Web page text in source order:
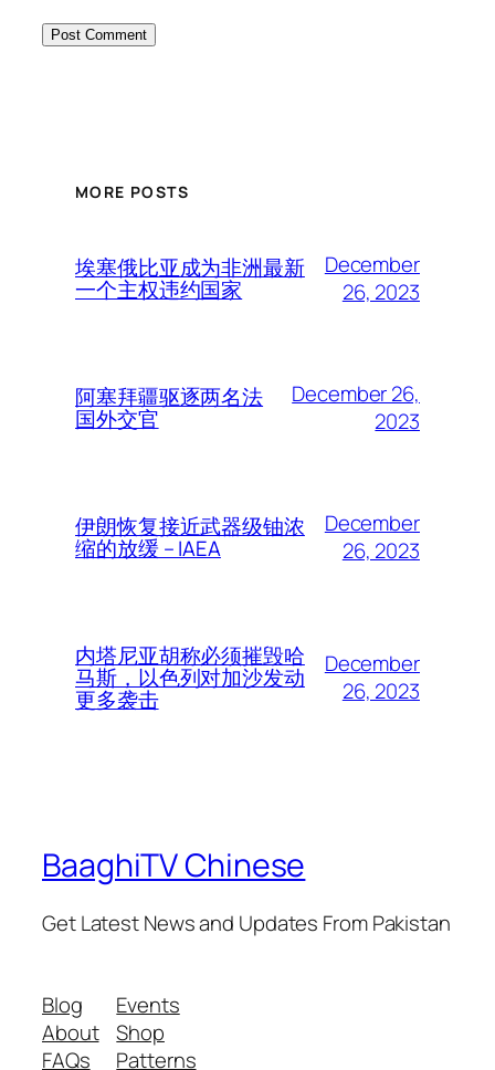
MORE POSTS
埃塞俄比亚成为非洲最新
一个主权违约国家
December
26, 2023
阿塞拜疆驱逐两名法
国外交官
December 26,
2023
伊朗恢复接近武器级铀浓
缩的放缓 – IAEA
December
26, 2023
内塔尼亚胡称必须摧毁哈
马斯，以色列对加沙发动
更多袭击
December
26, 2023
BaaghiTV Chinese
Get Latest News and Updates From Pakistan
Blog
About
FAQs
Events
Shop
Patterns